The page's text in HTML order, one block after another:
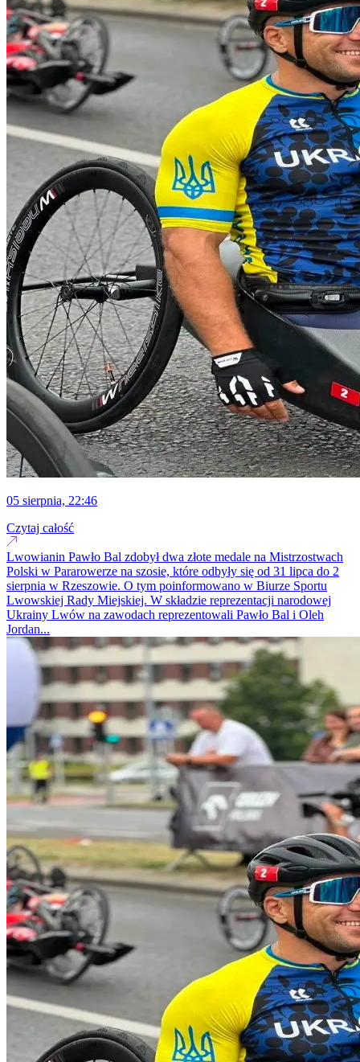
05 sierpnia, 22:46
Czytaj całość
Lwowianin Pawło Bal zdobył dwa złote medale na Mistrzostwach
Polski w Pararowerze na szosie, które odbyły się od 31 lipca do 2
sierpnia w Rzeszowie. O tym poinformowano w Biurze Sportu
Lwowskiej Rady Miejskiej. W składzie reprezentacji narodowej
Ukrainy Lwów na zawodach reprezentowali Pawło Bal i Oleh
Jordan...